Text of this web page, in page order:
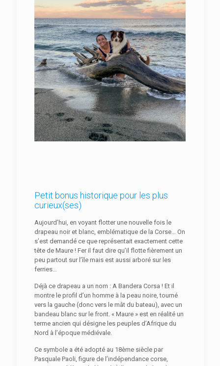
Petit bonus historique pour les plus
curieux(ses)
Aujourd’hui, en voyant flotter une nouvelle fois le
drapeau noir et blanc, emblématique de la Corse… On
s’est demandé ce que représentait exactement cette
tête de Maure ! Fer il faut dire qu’il flotte fièrement un
peu partout sur l’île mais est aussi arboré sur les
ferries…
Déjà ce drapeau a un nom : A Bandera Corsa ! Et il
montre le profil d’un homme à la peau noire, tourné
vers la gauche (donc vers le mât du bateau), avec un
bandeau blanc sur le front. « Maure » est en réalité un
terme ancien qui désigne les peuples d’Afrique du
Nord à l’époque médiévale.
Ce symbole a été adopté au 18ème siècle par
Pasquale Paoli, figure de l’indépendance corse,